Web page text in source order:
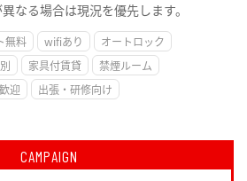
なる場合は現況を優先します。
無料 wifiあり
オートロック
家具付賃貸
禁煙ルーム
迎
出張・研修向け
CAMPAIGN